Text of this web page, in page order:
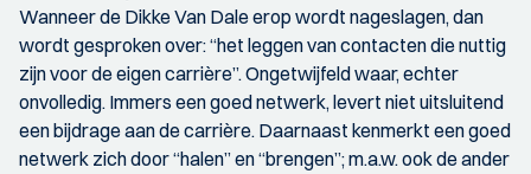
Wanneer de Dikke Van Dale erop wordt nageslagen, dan
wordt gesproken over: “het leggen van contacten die nuttig
zijn voor de eigen carrière”. Ongetwijfeld waar, echter
onvolledig. Immers een goed netwerk, levert niet uitsluitend
een bijdrage aan de carrière. Daarnaast kenmerkt een goed
netwerk zich door “halen” en “brengen”; m.a.w. ook de ander